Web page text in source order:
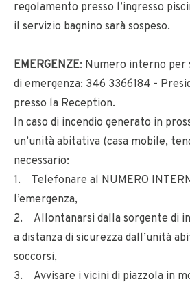
regolamento presso l’ingresso
il servizio bagnino sarà sospeso.
EMERGENZE: Numero interno per
di emergenza: 346 3366184 -
presso la Reception.
In caso di incendio generato in
un’unità abitativa (casa mobile,
necessario:
1. Telefonare al NUMERO
l’emergenza,
2. Allontanarsi dalla sorgente di
a distanza di sicurezza dall’unità
soccorsi,
3. Avvisare i vicini di piazzola in